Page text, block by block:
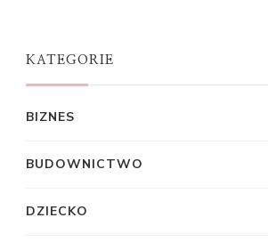
KATEGORIE
BIZNES
BUDOWNICTWO
DZIECKO